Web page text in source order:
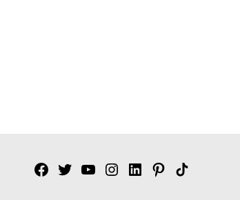
Facebook
TwitterYouTubeInstagram
Linkedin
Pinterest
Tik